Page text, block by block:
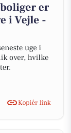
er
i Vejle -
uge i
over, hvilke
Kopiér link